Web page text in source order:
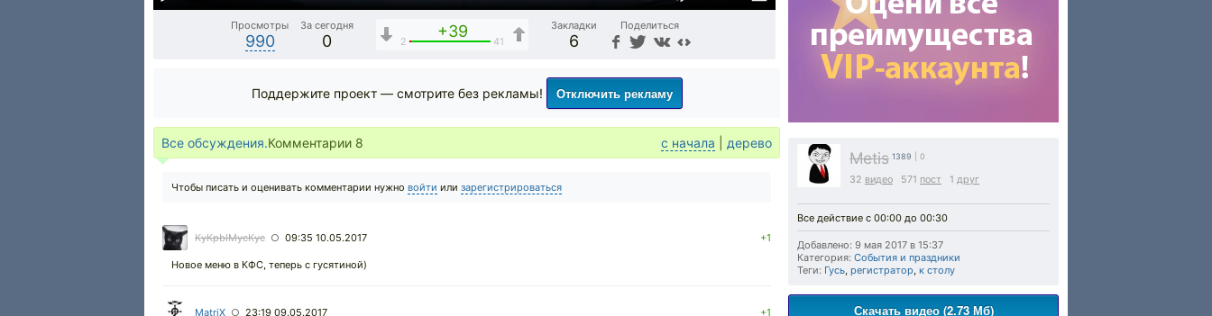
Просмотры
990
За сегодня
0
+39
2 41
Закладки
6
Поделиться
Metis 1389 | 0
32 видео 571 пост 1 друг
Все действие с 00:00 до 00:30
Добавлено: 9 мая 2017 в 15:37
Категория: События и праздники
Теги: Гусь, регистратор, к столу
Скачать видео (2.73 Мб)
Поддержите проект — смотрите без рекламы! Отключить рекламу
Все обсуждения.Комментарии 8 с начала дерево
Чтобы писать и оценивать комментарии нужно войти или зарегистрироваться
KyKpbIMycKyc ○ 09:35 10.05.2017 +1
Новое меню в КФС, теперь с гусятиной)
MatriX ○ 23:19 09.05.2017 +1